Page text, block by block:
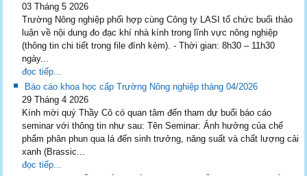
03 Tháng 5 2026
Trường Nông nghiệp phối hợp cùng Công ty LASI tổ chức buổi thảo
luận về nội dung đo đạc khí nhà kính trong lĩnh vực nông nghiệp
(thông tin chi tiết trong file đính kèm). - Thời gian: 8h30 – 11h30
ngày...
đọc tiếp...
Báo cáo khoa học cấp Trường Nông nghiệp tháng 04/2026
29 Tháng 4 2026
Kính mời quý Thầy Cô có quan tâm đến tham dự buổi báo cáo
seminar với thông tin như sau: Tên Seminar: Ảnh hưởng của chế
phẩm phân phun qua lá đến sinh trưởng, năng suất và chất lượng cải
xanh (Brassic...
đọc tiếp...